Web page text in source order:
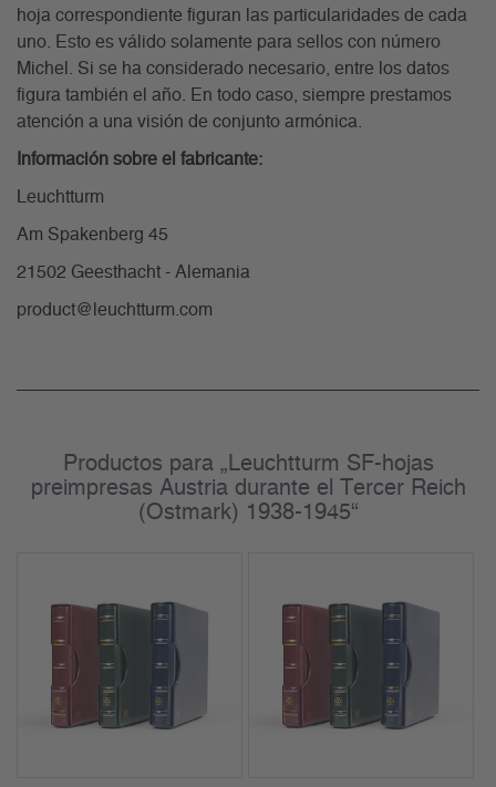
hoja correspondiente figuran las particularidades de cada
uno. Esto es válido solamente para sellos con número
Michel. Si se ha considerado necesario, entre los datos
figura también el año. En todo caso, siempre prestamos
atención a una visión de conjunto armónica.
Información sobre el fabricante:
Leuchtturm
Am Spakenberg 45
21502 Geesthacht - Alemania
product@leuchtturm.com
Productos para „Leuchtturm SF-hojas
preimpresas Austria durante el Tercer Reich
(Ostmark) 1938-1945“